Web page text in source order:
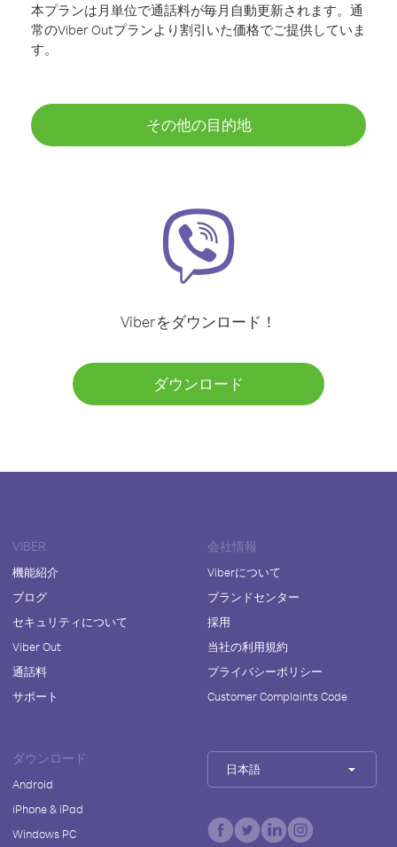
本プランは月単位で通話料が毎月自動更新されます。通
常のViber Outプランより割引いた価格でご提供していま
す。
その他の目的地
Viberをダウンロード！
ダウンロード
VIBER
機能紹介
ブログ
セキュリティについて
Viber Out
通話料
サポート
会社情報
Viberについて
ブランドセンター
採用
当社の利用規約
プライバシーポリシー
Customer Complaints Code
ダウンロード
Android
iPhone & iPad
Windows PC
日本語